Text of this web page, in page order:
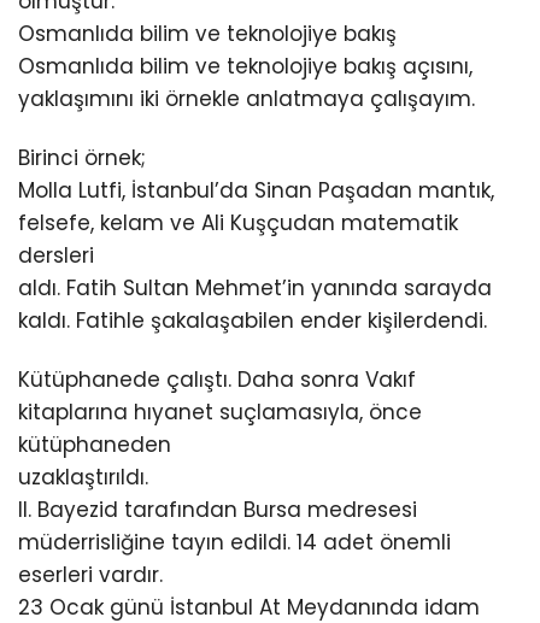
Osmanlıda bilim ve teknolojiye bakış
Osmanlıda bilim ve teknolojiye bakış açısını,
yaklaşımını iki örnekle anlatmaya çalışayım.
Birinci örnek;
Molla Lutfi, İstanbul’da Sinan Paşadan mantık,
felsefe, kelam ve Ali Kuşçudan matematik
dersleri
aldı. Fatih Sultan Mehmet’in yanında sarayda
kaldı. Fatihle şakalaşabilen ender kişilerdendi.
Kütüphanede çalıştı. Daha sonra Vakıf
kitaplarına hıyanet suçlamasıyla, önce
kütüphaneden
uzaklaştırıldı.
II. Bayezid tarafından Bursa medresesi
müderrisliğine tayın edildi. 14 adet önemli
eserleri vardır.
23 Ocak günü İstanbul At Meydanında idam